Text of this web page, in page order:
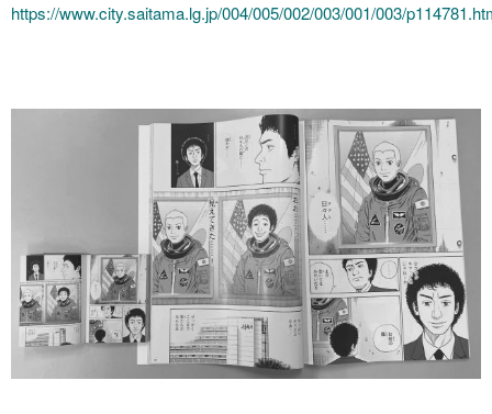
https://www.city.saitama.lg.jp/004/005/002/003/001/003/